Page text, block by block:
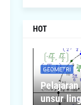
HOT
GEOMETRI
unsur